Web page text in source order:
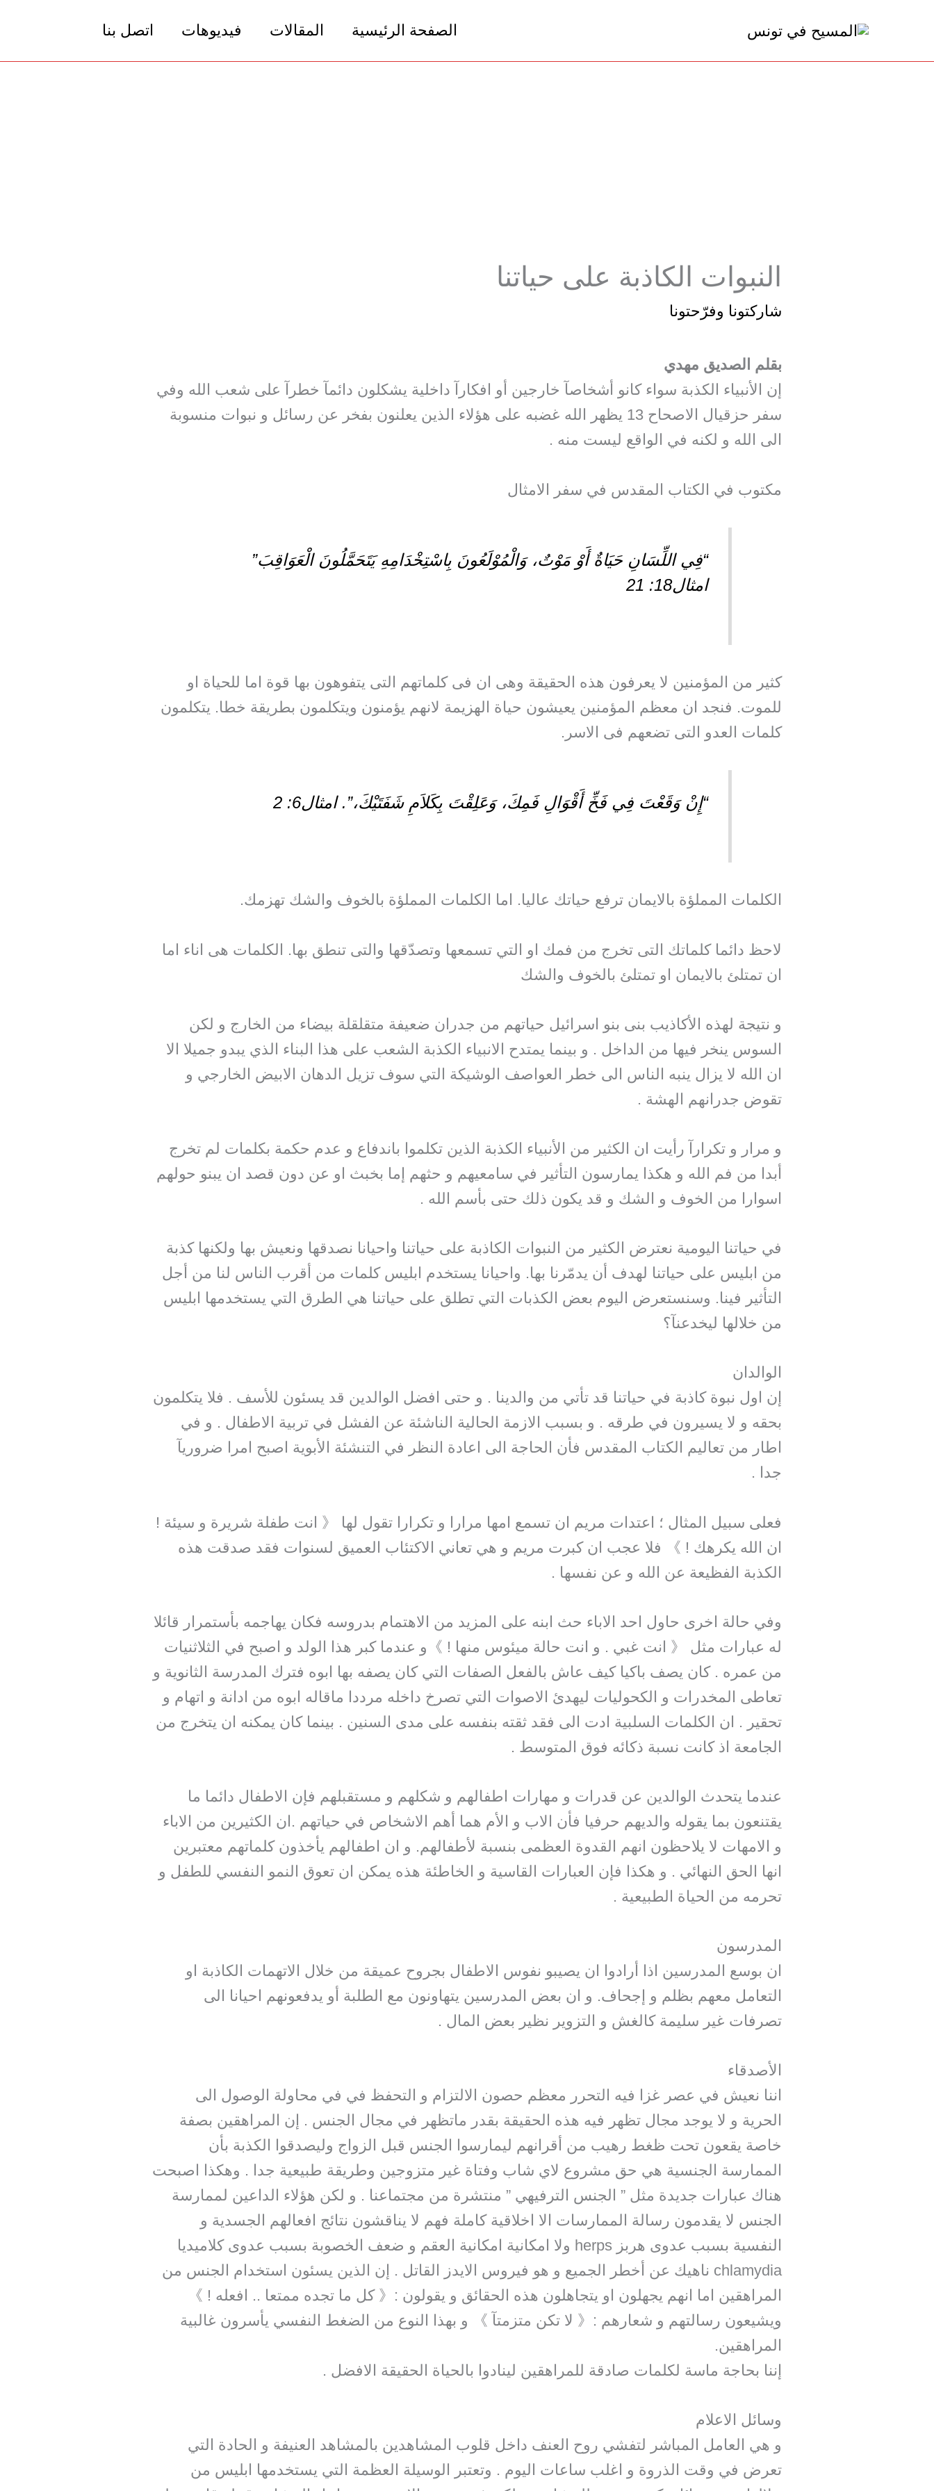
المحتوى
الصفحة الرئيسية المقالات فيديوهات اتصل بنا
النبوات الكاذبة على حياتنا
شاركتونا وفرّحتونا
بقلم الصديق مهدي
إن الأنبياء الكذبة سواء كانو أشخاصآ خارجين أو افكارآ داخلية يشكلون دائمآ خطرآ على شعب الله وفي
سفر حزقيال الاصحاح 13 يظهر الله غضبه على هؤلاء الذين يعلنون بفخر عن رسائل و نبوات منسوبة
الى الله و لكنه في الواقع ليست منه .
مكتوب في الكتاب المقدس في سفر الامثال
“فِي اللِّسَانِ حَيَاةٌ أَوْ مَوْتٌ، وَالْمُوْلَعُونَ بِاسْتِخْدَامِهِ يَتَحَمَّلُونَ الْعَوَاقِبَ”
امثال18: 21
كثير من المؤمنين لا يعرفون هذه الحقيقة وهى ان فى كلماتهم التى يتفوهون بها قوة اما للحياة او
للموت. فنجد ان معظم المؤمنين يعيشون حياة الهزيمة لانهم يؤمنون ويتكلمون بطريقة خطا. يتكلمون
كلمات العدو التى تضعهم فى الاسر.
“إِنْ وَقَعْتَ فِي فَخِّ أَقْوَالِ فَمِكَ، وَعَلِقْتَ بِكَلاَمِ شَفَتَيْكَ،”. امثال6: 2
الكلمات المملؤة بالايمان ترفع حياتك عاليا. اما الكلمات المملؤة بالخوف والشك تهزمك.
لاحظ دائما كلماتك التى تخرج من فمك او التي تسمعها وتصدّقها والتى تنطق بها. الكلمات هى اناء اما
ان تمتلئ بالايمان او تمتلئ بالخوف والشك
و نتيجة لهذه الأكاذيب بنى بنو اسرائيل حياتهم من جدران ضعيفة متقلقلة بيضاء من الخارج و لكن
السوس ينخر فيها من الداخل . و بينما يمتدح الانبياء الكذبة الشعب على هذا البناء الذي يبدو جميلا الا
ان الله لا يزال ينبه الناس الى خطر العواصف الوشيكة التي سوف تزيل الدهان الابيض الخارجي و
تقوض جدرانهم الهشة .
و مرار و تكرارآ رأيت ان الكثير من الأنبياء الكذبة الذين تكلموا باندفاع و عدم حكمة بكلمات لم تخرج
أبدا من فم الله و هكذا يمارسون التأثير في سامعيهم و حثهم إما بخبث او عن دون قصد ان يبنو حولهم
اسوارا من الخوف و الشك و قد يكون ذلك حتى بأسم الله .
في حياتنا اليومية نعترض الكثير من النبوات الكاذبة على حياتنا واحيانا نصدقها ونعيش بها ولكنها كذبة
من ابليس على حياتنا لهدف أن يدمّرنا بها. واحيانا يستخدم ابليس كلمات من أقرب الناس لنا من أجل
التأثير فينا. وسنستعرض اليوم بعض الكذبات التي تطلق على حياتنا هي الطرق التي يستخدمها ابليس
من خلالها ليخدعنآ؟
الوالدان
إن اول نبوة كاذبة في حياتنا قد تأتي من والدينا . و حتى افضل الوالدين قد يسئون للأسف . فلا يتكلمون
بحقه و لا يسيرون في طرقه . و بسبب الازمة الحالية الناشئة عن الفشل في تربية الاطفال . و في
اطار من تعاليم الكتاب المقدس فأن الحاجة الى اعادة النظر في التنشئة الأبوية اصبح امرا ضروريآ
جدا .
فعلى سبيل المثال ؛ اعتدات مريم ان تسمع امها مرارا و تكرارا تقول لها 《 انت طفلة شريرة و سيئة !
ان الله يكرهك ! 》 فلا عجب ان كبرت مريم و هي تعاني الاكتئاب العميق لسنوات فقد صدقت هذه
الكذبة الفظيعة عن الله و عن نفسها .
وفي حالة اخرى حاول احد الاباء حث ابنه على المزيد من الاهتمام بدروسه فكان يهاجمه بأستمرار قائلا
له عبارات مثل 《 انت غبي . و انت حالة ميئوس منها ! 》و عندما كبر هذا الولد و اصبح في الثلاثنيات
من عمره . كان يصف باكيا كيف عاش بالفعل الصفات التي كان يصفه بها ابوه فترك المدرسة الثانوية و
تعاطى المخدرات و الكحوليات ليهدئ الاصوات التي تصرخ داخله مرددا ماقاله ابوه من ادانة و اتهام و
تحقير . ان الكلمات السلبية ادت الى فقد ثقته بنفسه على مدى السنين . بينما كان يمكنه ان يتخرج من
الجامعة اذ كانت نسبة ذكائه فوق المتوسط .
عندما يتحدث الوالدين عن قدرات و مهارات اطفالهم و شكلهم و مستقبلهم فإن الاطفال دائما ما
يقتنعون بما يقوله والديهم حرفيا فأن الاب و الأم هما أهم الاشخاص في حياتهم .ان الكثيرين من الاباء
و الامهات لا يلاحظون انهم القدوة العظمى بنسبة لأطفالهم. و ان اطفالهم يأخذون كلماتهم معتبرين
انها الحق النهائي . و هكذا فإن العبارات القاسية و الخاطئة هذه يمكن ان تعوق النمو النفسي للطفل و
تحرمه من الحياة الطبيعية .
المدرسون
ان بوسع المدرسين اذا أرادوا ان يصيبو نفوس الاطفال بجروح عميقة من خلال الاتهمات الكاذبة او
التعامل معهم بظلم و إجحاف. و ان بعض المدرسين يتهاونون مع الطلبة أو يدفعونهم احيانا الى
تصرفات غير سليمة كالغش و التزوير نظير بعض المال .
الأصدقاء
اننا نعيش في عصر غزا فيه التحرر معظم حصون الالتزام و التحفظ في في محاولة الوصول الى
الحرية و لا يوجد مجال تظهر فيه هذه الحقيقة بقدر ماتظهر في مجال الجنس . إن المراهقين بصفة
خاصة يقعون تحت ظغط رهيب من أقرانهم ليمارسوا الجنس قبل الزواج وليصدقوا الكذبة بأن
الممارسة الجنسية هي حق مشروع لاي شاب وفتاة غير متزوجين وطريقة طبيعية جدا . وهكذا اصبحت
هناك عبارات جديدة مثل ” الجنس الترفيهي ” منتشرة من مجتماعنا . و لكن هؤلاء الداعين لممارسة
الجنس لا يقدمون رسالة الممارسات الا اخلاقية كاملة فهم لا يناقشون نتائج افعالهم الجسدية و
النفسية بسبب عدوى هربز herps ولا امكانية امكانية العقم و ضعف الخصوبة بسبب عدوى كلاميديا
chlamydia ناهيك عن أخطر الجميع و هو فيروس الايدز القاتل . إن الذين يسئون استخدام الجنس من
المراهقين اما انهم يجهلون او يتجاهلون هذه الحقائق و يقولون :《 كل ما تجده ممتعا .. افعله ! 》
ويشيعون رسالتهم و شعارهم :《 لا تكن متزمتآ 》 و بهذا النوع من الضغط النفسي يأسرون غالبية
المراهقين.
إننا بحاجة ماسة لكلمات صادقة للمراهقين لينادوا بالحياة الحقيقة الافضل .
وسائل الاعلام
و هي العامل المباشر لتفشي روح العنف داخل قلوب المشاهدين بالمشاهد العنيفة و الحادة التي
تعرض في وقت الذروة و اغلب ساعات اليوم . وتعتبر الوسيلة العظمة التي يستخدمها ابليس من